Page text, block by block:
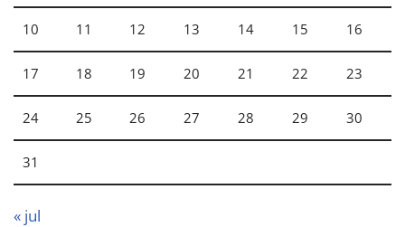
10 11 12 13 14 15 16
17 18 19 20 21 22 23
24 25 26 27 28 29 30
31
« jul